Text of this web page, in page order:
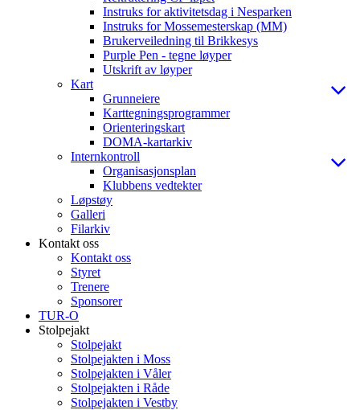
Instruks for aktivitetsdag i Nesparken
Instruks for Mossemesterskap (MM)
Brukerveiledning til Brikkesys
Purple Pen - tegne løyper
Utskrift av løyper
Kart
Grunneiere
Karttegningsprogrammer
Orienteringskart
DOMA-kartarkiv
Internkontroll
Organisasjonsplan
Klubbens vedtekter
Løpstøy
Galleri
Filarkiv
Kontakt oss
Kontakt oss
Styret
Trenere
Sponsorer
TUR-O
Stolpejakt
Stolpejakt
Stolpejakten i Moss
Stolpejakten i Våler
Stolpejakten i Råde
Stolpejakten i Vestby